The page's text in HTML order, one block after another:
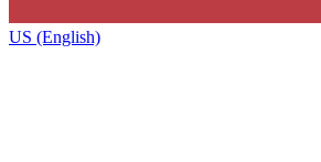
US (English)